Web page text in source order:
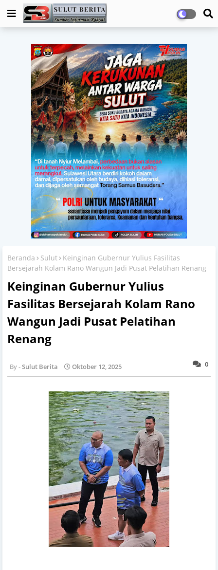
Beranda Sulut
Keinginan Gubernur Yulius Fasilitas
Bersejarah Kolam Rano Wangun Jadi Pusat Pelatihan Renang
Keinginan Gubernur Yulius
Fasilitas Bersejarah Kolam Rano
Wangun Jadi Pusat Pelatihan
Renang
0
Sulut Berita Oktober 12, 2025